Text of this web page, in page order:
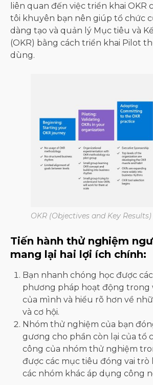
liên quan đến việc triển khai OKR
tôi khuyên bạn nên giúp tổ chức
dàng tạo và quản lý Mục tiêu và
(OKR) bằng cách triển khai Pilot
dùng.
OKR (Objectives and Key
Tiến hành thử nghiệm
mang lại hai lợi ích chính:
Bạn nhanh chóng học được
phương pháp hoạt động trong
của mình và hiểu rõ hơn về
và cơ hội.
Nhóm thử nghiệm của bạn
gương cho phần còn lại của tổ
công của nhóm thử nghiệm
được các mục tiêu đóng vai trò
các nhóm khác áp dụng công